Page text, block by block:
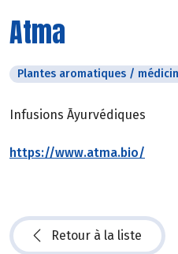
Atma
Plantes aromatiques /
Infusions Āyurvédiques
https://www.atma.bio/
Retour à la liste